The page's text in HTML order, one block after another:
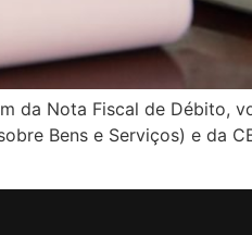
da Nota Fiscal de Débito,
Bens e Serviços) e da